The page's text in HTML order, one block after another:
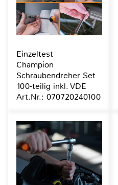
Einzeltest
Champion
Schraubendreher Set
100-teilig inkl. VDE
Art.Nr.: 070720240100